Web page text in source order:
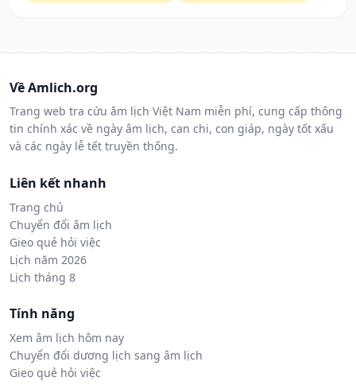
Về Amlich.org
Trang web tra cứu âm lịch Việt Nam miễn phí, cung cấp thông
tin chính xác về ngày âm lịch, can chi, con giáp, ngày tốt xấu
và các ngày lễ tết truyền thống.
Liên kết nhanh
Trang chủ
Chuyển đổi âm lịch
Gieo quẻ hỏi việc
Lịch năm 2026
Lịch tháng 8
Tính năng
Xem âm lịch hôm nay
Chuyển đổi dương lịch sang âm lịch
Gieo quẻ hỏi việc